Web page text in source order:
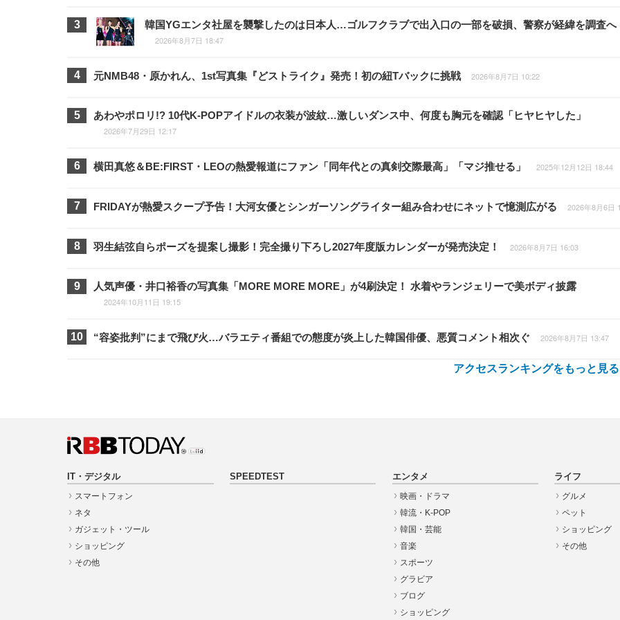
韓国YGエンタ社屋を襲撃したのは日本人…ゴルフクラブで出入口の一部を破損、警察が経緯を調査へ
2026年8月7日 18:47
元NMB48・原かれん、1st写真集『どストライク』発売！初の紐Tバックに挑戦 2026年8月7日 10:22
あわやポロリ!? 10代K-POPアイドルの衣装が波紋…激しいダンス中、何度も胸元を確認「ヒヤヒヤした」
2026年7月29日 12:17
横田真悠＆BE:FIRST・LEOの熱愛報道にファン「同年代との真剣交際最高」「マジ推せる」 2025年12月12日 18:44
FRIDAYが熱愛スクープ予告！大河女優とシンガーソングライター組み合わせにネットで憶測広がる 2026年8月6日
羽生結弦自らポーズを提案し撮影！完全撮り下ろし2027年度版カレンダーが発売決定！ 2026年8月7日 16:03
人気声優・井口裕香の写真集「MORE MORE MORE」が4刷決定！ 水着やランジェリーで美ボディ披露
2024年10月11日 19:15
“容姿批判”にまで飛び火…バラエティ番組での態度が炎上した韓国俳優、悪質コメント相次ぐ 2026年8月7日 13:47
アクセスランキングをもっと見る
IT・デジタル
スマートフォン
ネタ
ガジェット・ツール
ショッピング
その他
SPEEDTEST
エンタメ
映画・ドラマ
韓流・K-POP
韓国・芸能
音楽
スポーツ
グラビア
ブログ
ショッピング
ライフ
グルメ
ペット
ショッピング
その他